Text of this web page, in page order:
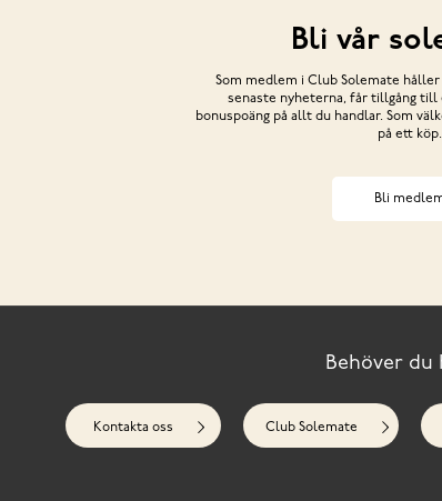
Bli vår
Som medlem i Club Solemate
senaste nyheterna, får tillgång till
bonuspoäng på allt du handlar. Som
på ett köp.
Bli
Behöver du
Kontakta oss Club Solemate